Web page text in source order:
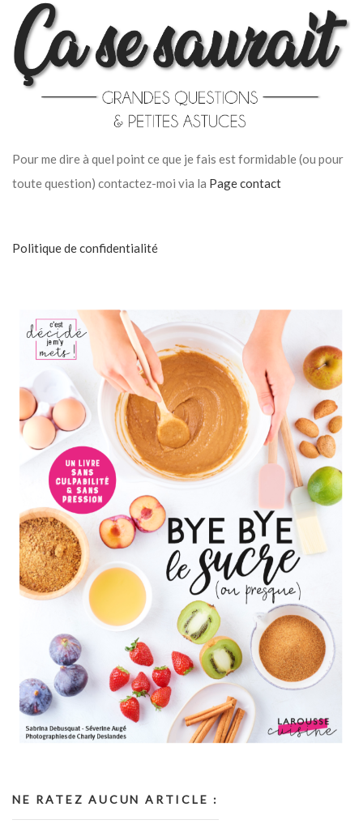
Pour me dire à quel point ce que je fais est formidable (ou pour
toute question) contactez-moi via la Page contact
Politique de confidentialité
NE RATEZ AUCUN ARTICLE :